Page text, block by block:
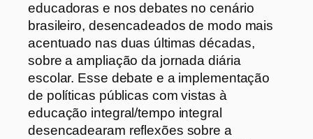
educadoras e nos debates no cenário
brasileiro, desencadeados de modo mais
acentuado nas duas últimas décadas,
sobre a ampliação da jornada diária
escolar. Esse debate e a implementação
de políticas públicas com vistas à
educação integral/tempo integral
desencadearam reflexões sobre a